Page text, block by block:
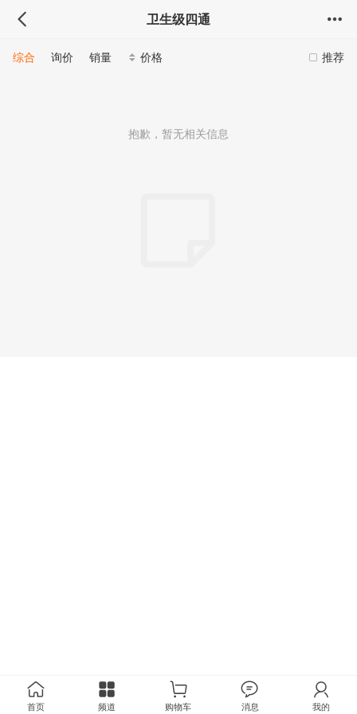
卫生级四通
推荐
综合 询价 销量 价格
抱歉，暂无相关信息
首页 频道 购物车 消息 我的